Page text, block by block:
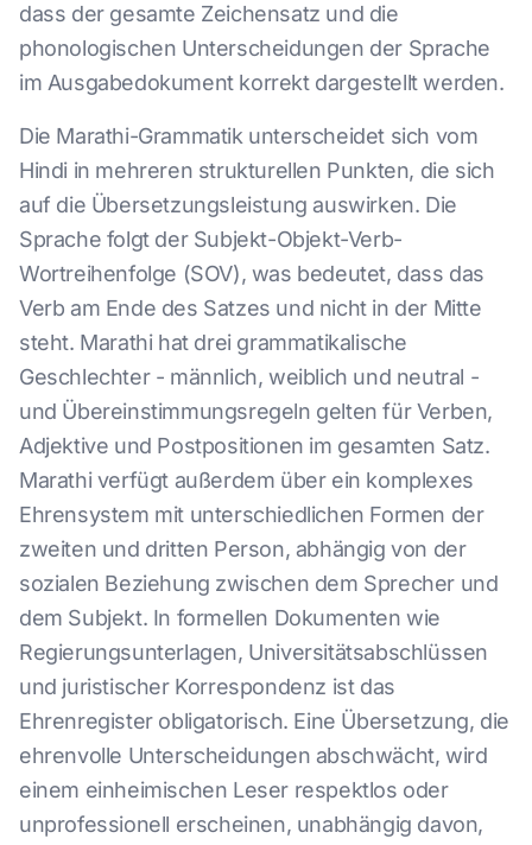
dass der gesamte Zeichensatz und die
phonologischen Unterscheidungen der Sprache
im Ausgabedokument korrekt dargestellt werden.
Die Marathi-Grammatik unterscheidet sich vom
Hindi in mehreren strukturellen Punkten, die sich
auf die Übersetzungsleistung auswirken. Die
Sprache folgt der Subjekt-Objekt-Verb-
Wortreihenfolge (SOV), was bedeutet, dass das
Verb am Ende des Satzes und nicht in der Mitte
steht. Marathi hat drei grammatikalische
Geschlechter - männlich, weiblich und neutral -
und Übereinstimmungsregeln gelten für Verben,
Adjektive und Postpositionen im gesamten Satz.
Marathi verfügt außerdem über ein komplexes
Ehrensystem mit unterschiedlichen Formen der
zweiten und dritten Person, abhängig von der
sozialen Beziehung zwischen dem Sprecher und
dem Subjekt. In formellen Dokumenten wie
Regierungsunterlagen, Universitätsabschlüssen
und juristischer Korrespondenz ist das
Ehrenregister obligatorisch. Eine Übersetzung, die
ehrenvolle Unterscheidungen abschwächt, wird
einem einheimischen Leser respektlos oder
unprofessionell erscheinen, unabhängig davon,